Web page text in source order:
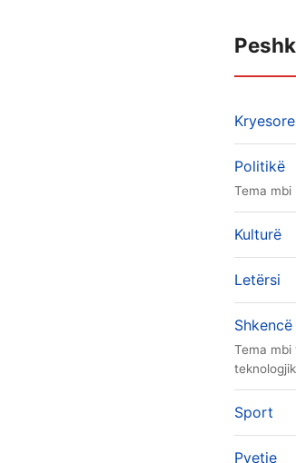
Kryesore
Politikë
Tema mbi
Kulturë
Letërsi
Shkencë
Tema
Sport
Pyetje